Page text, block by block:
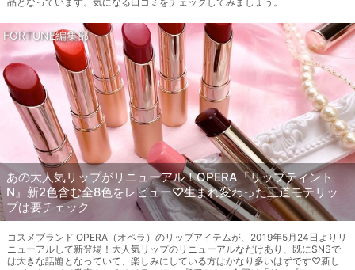
FORTUNE編集部
あの大人気リップがリニューアル！OPERA『リップティント
N』新2色含む全8色をレビュー♡生まれ変わった王道モテリッ
プは要チェック
コスメブランド OPERA（オペラ）のリップアイテムが、2019年5月24日よりリ
ニューアルして新登場！大人気リップのリニューアルなだけあり、既にSNSで
は大きな話題となっていて、楽しみにしている方はかなり多いはずです♡新し